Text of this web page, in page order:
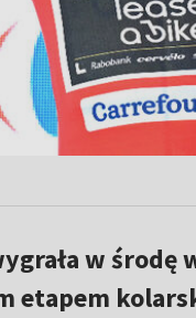
w
etapem